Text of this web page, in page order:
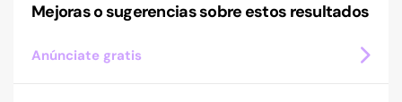
Mejoras o sugerencias sobre estos resultados
Anúnciate gratis